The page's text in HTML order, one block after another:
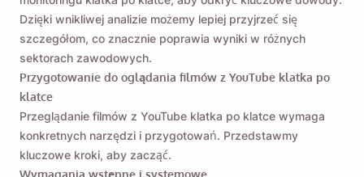
Dzięki wnikliwej analizie możemy lepiej przyjrzeć się
szczegółom, co znacznie poprawia wyniki w różnych
sektorach zawodowych.
Przygotowanie do oglądania filmów z YouTube klatka po
klatce
Przeglądanie filmów z YouTube klatka po klatce wymaga
konkretnych narzędzi i przygotowań. Przedstawmy
kluczowe kroki, aby zacząć.